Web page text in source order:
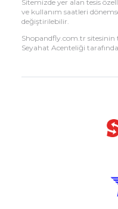
Sitemizde yer alan tesis
ve kullanım saatleri
değiştirilebilir.
Shopandfly.com.tr
Seyahat Acenteliği